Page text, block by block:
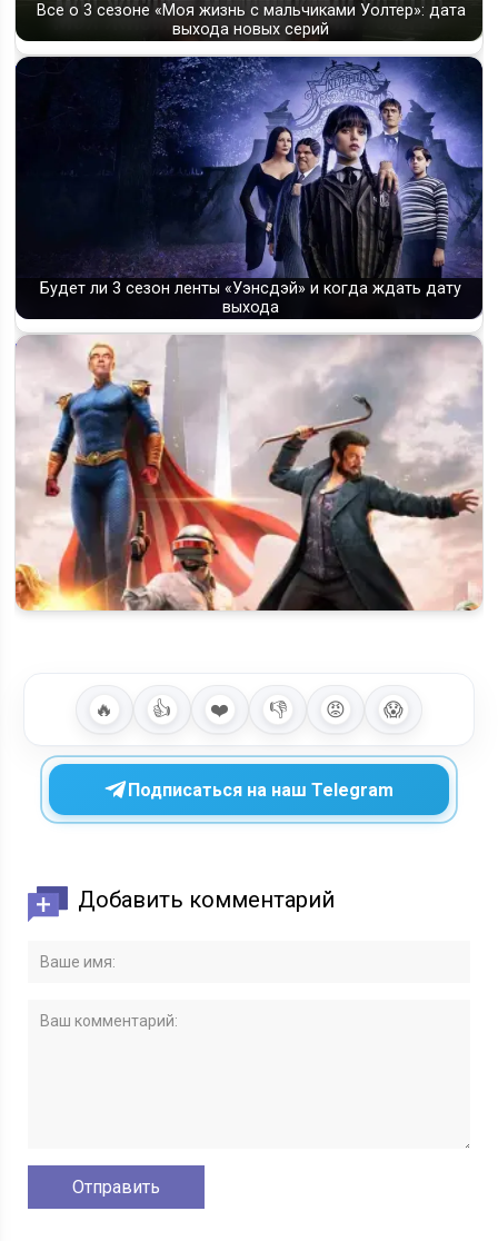
Все о 3 сезоне «Моя жизнь с мальчиками Уолтер»: дата
выхода новых серий
Будет ли 3 сезон ленты «Уэнсдэй» и когда ждать дату
выхода
🔥 👍 ❤️ 👎 😡 😱
Подписаться на наш Telegram
Добавить комментарий